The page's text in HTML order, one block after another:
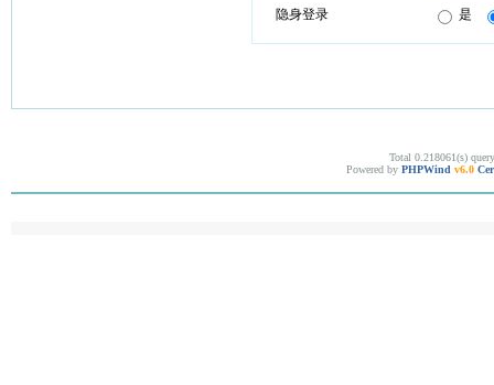
隐身登录 是
Total 0.218061(s)
Powered by PHPWind v6.0